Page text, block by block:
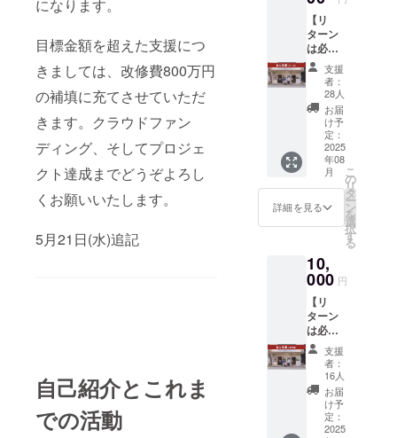
になります。
目標金額を超えた支援につ
きましては、改修費800万円
の補填に充てさせていただ
きます。クラウドファン
ディング、そしてプロジェ
クト達成までどうぞよろし
くお願いいたします。
5月21日(水)追記
自己紹介とこれま
での活動
【リ
ターン
は必要
ないけ
ど応援
したい
方向
け】 感
謝の気
持ちを
込めて
お礼の
メール
をお送
りいた
しま
支援
者：
28人
お届
け予
定：
2025
年08
月
詳細を見る
こ
の
リ
タ
ー
ン
を
選
択
す
る
10,
000 円
【リ
ターン
は必要
ないけ
ど応援
したい
方向
け】 感
謝の気
持ちを
支援
者：
16人
お届
け予
定：
2025